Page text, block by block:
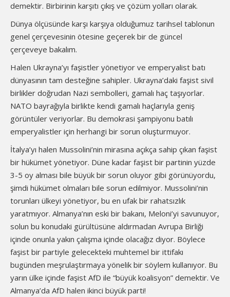
demektir. Birbirinin karşıtı çıkış ve çözüm yolları olarak.
Dünya ölçüsünde karşı karşıya olduğumuz tarihsel tablonun
genel çerçevesinin ötesine geçerek bir de güncel
çerçeveye bakalım.
Halen Ukrayna’yı faşistler yönetiyor ve emperyalist batı
dünyasının tam desteğine sahipler. Ukrayna’daki faşist sivil
birlikler doğrudan Nazi sembolleri, gamalı haç taşıyorlar.
NATO bayrağıyla birlikte kendi gamalı haçlarıyla geniş
görüntüler veriyorlar. Bu demokrasi şampiyonu batılı
emperyalistler için herhangi bir sorun oluşturmuyor.
İtalya’yı halen Mussolini’nin mirasına açıkça sahip çıkan faşist
bir hükümet yönetiyor. Düne kadar faşist bir partinin yüzde
3-5 oy alması bile büyük bir sorun oluyor gibi görünüyordu,
şimdi hükümet olmaları bile sorun edilmiyor. Mussolini’nin
torunları ülkeyi yönetiyor, bu en ufak bir rahatsızlık
yaratmıyor. Almanya’nın eski bir bakanı, Meloni’yi savunuyor,
solun bu konudaki gürültüsüne aldırmadan Avrupa Birliği
içinde onunla yakın çalışma içinde olacağız diyor. Böylece
faşist bir partiyle gelecekteki muhtemel bir ittifakı
bugünden meşrulaştırmaya yönelik bir söylem kullanıyor. Bu
yarın ülke içinde faşist AfD ile “büyük koalisyon” demektir. Ve
Almanya’da AfD halen ikinci büyük parti!